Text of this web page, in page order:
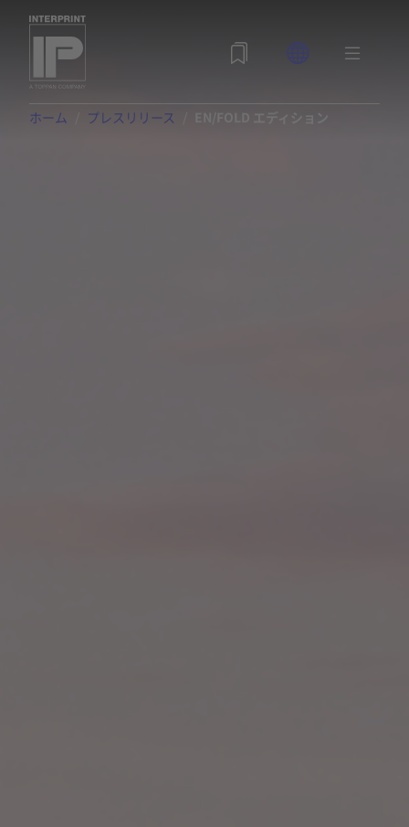
ホーム プレスリリース EN/FOLD エディション